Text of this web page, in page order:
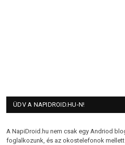
ÜDV A NAPIDROID.HU-N!
A NapiDroid.hu nem csak egy Andriod
foglalkozunk, és az okostelefonok